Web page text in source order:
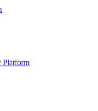
Platform